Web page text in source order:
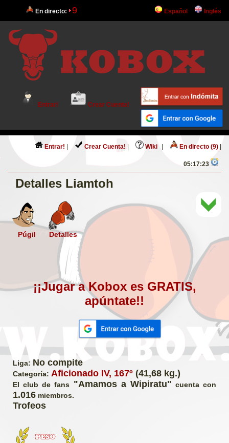
En directo: 9 Español Inglés
Entrar! Crear Cuenta!
Entrar! Crear Cuenta! Wiki En directo (9)
05:17:23
Detalles Liamtoh
Púgil Detalles
¡¡Jugar a Kobox es GRATIS,
apúntate!!
Liga: No compite
Categoría: Aficionado IV, 167º (41,68 kg.)
El club de fans "Amamos a Wipiratu" cuenta con
1.016 miembros.
Trofeos